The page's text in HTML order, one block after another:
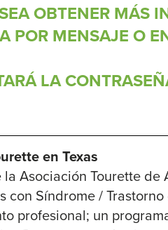
OBTENER MÁS
POR MENSAJE O
LA
en Texas
Asociación Tourette
Síndrome /
profesional; un